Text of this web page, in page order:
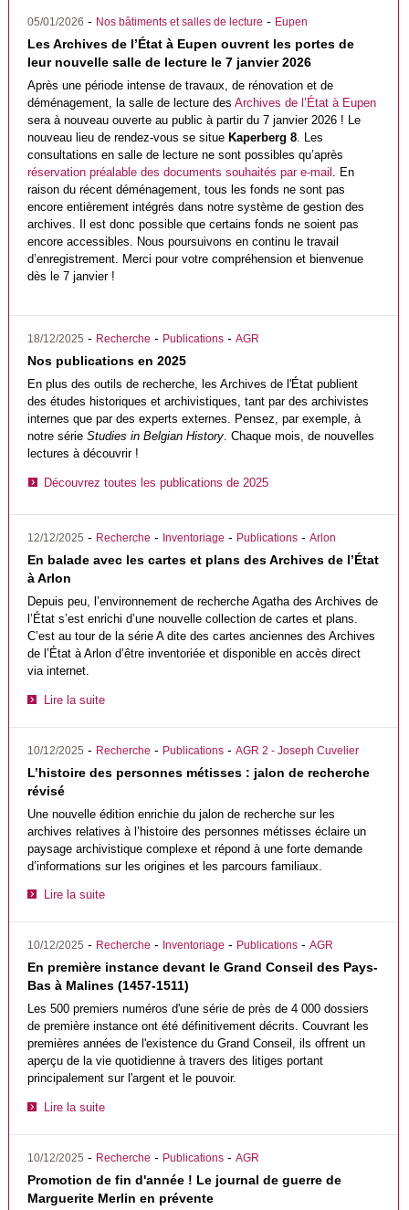
05/01/2026 - Nos bâtiments et salles de lecture - Eupen
Les Archives de l’État à Eupen ouvrent les portes de
leur nouvelle salle de lecture le 7 janvier 2026
Après une période intense de travaux, de rénovation et de
déménagement, la salle de lecture desArchives de l’État à Eupen
sera à nouveau ouverte au public à partir du 7 janvier 2026 ! Le
nouveau lieu de rendez-vous se situe Kaperberg 8 . Les
consultations en salle de lecture ne sont possibles qu’après
réservation préalable des documents souhaités par e-mail
. En
raison du récent déménagement, tous les fonds ne sont pas
encore entièrement intégrés dans notre système de gestion des
archives. Il est donc possible que certains fonds ne soient pas
encore accessibles. Nous poursuivons en continu le travail
d’enregistrement. Merci pour votre compréhension et bienvenue
dès le 7 janvier !
18/12/2025 - Recherche - Publications -AGR
Nos publications en 2025
En plus des outils de recherche, les Archives de l'État publient
des études historiques et archivistiques, tant par des archivistes
internes que par des experts externes. Pensez, par exemple, à
notre sérieStudies in Belgian History . Chaque mois, de nouvelles
lectures à découvrir !
Découvrez toutes les publications de 2025
12/12/2025 - Recherche - Inventoriage - Publications -Arlon
En balade avec les cartes et plans des Archives de l’État
à Arlon
Depuis peu, l’environnement de recherche Agatha des Archives de
l’État s’est enrichi d’une nouvelle collection de cartes et plans.
C’est au tour de la série A dite des cartes anciennes des Archives
de l’État à Arlon d’être inventoriée et disponible en accès direct
via internet.
Lire la suite
10/12/2025 - Recherche - Publications -AGR 2 - Joseph Cuvelier
L’histoire des personnes métisses : jalon de recherche
révisé
Une nouvelle édition enrichie du jalon de recherche sur les
archives relatives à l’histoire des personnes métisses éclaire un
paysage archivistique complexe et répond à une forte demande
d’informations sur les origines et les parcours familiaux.
Lire la suite
10/12/2025 - Recherche - Inventoriage - Publications -AGR
En première instance devant le Grand Conseil des Pays-
Bas à Malines (1457-1511)
Les 500 premiers numéros d'une série de près de 4 000 dossiers
de première instance ont été définitivement décrits. Couvrant les
premières années de l'existence du Grand Conseil, ils offrent un
aperçu de la vie quotidienne à travers des litiges portant
principalement sur l'argent et le pouvoir.
Lire la suite
10/12/2025 - Recherche - Publications -AGR
Promotion de fin d'année ! Le journal de guerre de
Marguerite Merlin en prévente